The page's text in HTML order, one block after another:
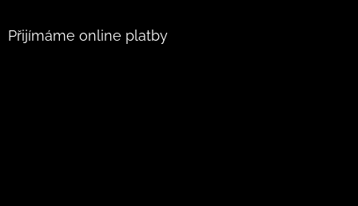
Přijímáme online platby